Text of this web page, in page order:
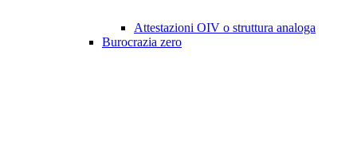
Attestazioni OIV o struttura analoga
Burocrazia zero